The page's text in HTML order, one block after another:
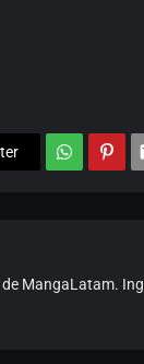
MangaLatam.